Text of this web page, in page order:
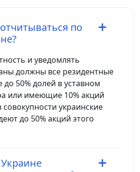
по
и уведомлять
должны все резидентные
50% долей в уставном
или имеющие 10% акций
украинские
до 50% акций этого